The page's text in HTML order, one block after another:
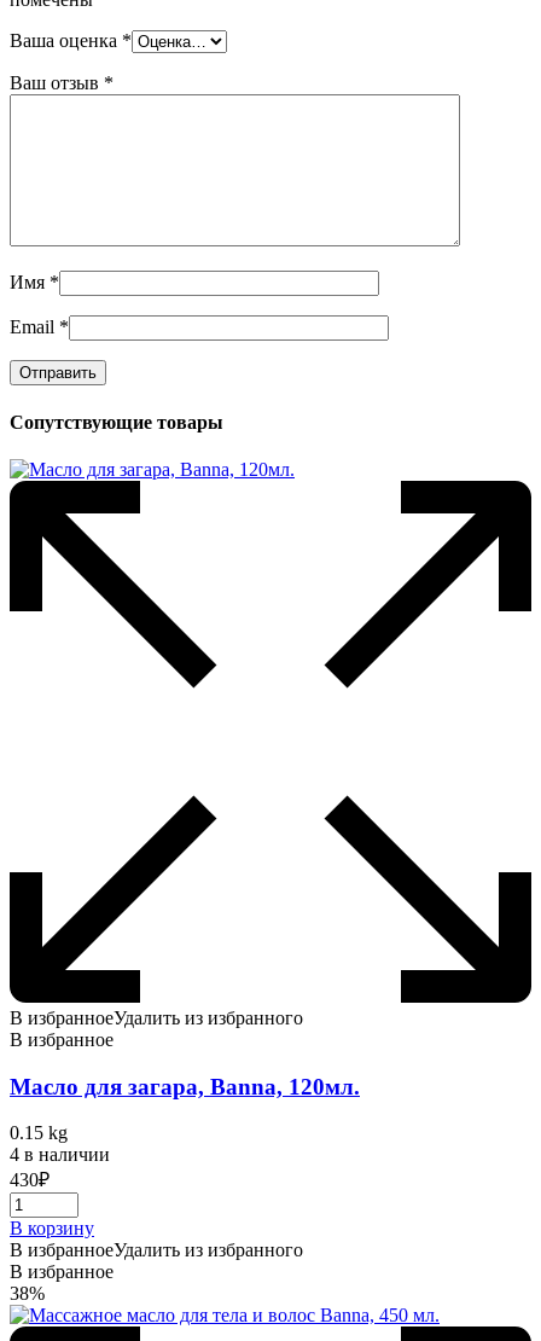
Ваша оценка *
Ваш отзыв *
Имя *
Email *
Сопутствующие товары
В избранноеУдалить из избранного
В избранное
Масло для загара, Banna, 120мл.
0.15 kg
4 в наличии
430₽
В корзину
В избранноеУдалить из избранного
В избранное
38%